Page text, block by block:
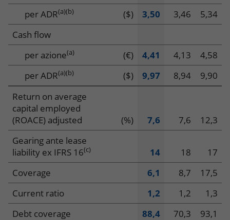
per ADR(a)(b) ($) 3,50 3,46
5,34
Cash flow
per azione(a) (€) 4,41 4,13
4,58
per ADR(a)(b) ($) 9,97 8,94
9,90
Return on average
capital employed
(ROACE) adjusted
(%) 7,6 7,6
12,3
Gearing ante lease
liability ex IFRS 16(c) 14 18
17
Coverage
6,1 8,7
17,5
Current ratio
1,2 1,2
1,3
Debt coverage
88,4 70,3
93,1